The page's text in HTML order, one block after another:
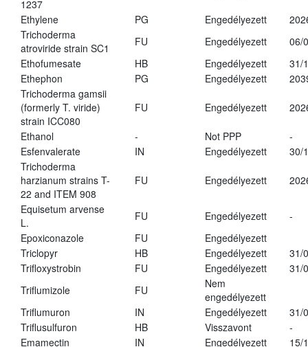
1237
Ethylene PG Engedélyezett
Trichoderma
atroviride strain SC1
FU Engedélyezett
06/
Ethofumesate
HB Engedélyezett
31/
Ethephon
PG Engedélyezett
Trichoderma gamsii
(formerly T. viride)
strain ICC080
FU Engedélyezett
Ethanol - Not PPP
-
Esfenvalerate
IN Engedélyezett
30/
Trichoderma
harzianum strains T-
22 and ITEM 908
FU Engedélyezett
Equisetum arvense
L.
FU Engedélyezett
-
Epoxiconazole
FU
Engedélyezett
Triclopyr
HB Engedélyezett
31/
Trifloxystrobin
FU Engedélyezett
31/
Triflumizole
FU
Nem
engedélyezett
Triflumuron
IN Engedélyezett
31/
Triflusulfuron
HB Visszavont
-
Emamectin
IN Engedélyezett
15/